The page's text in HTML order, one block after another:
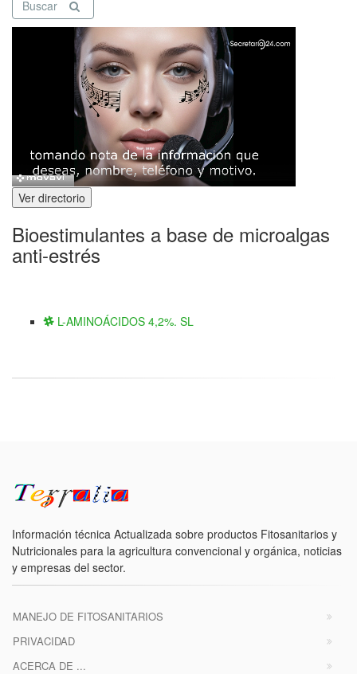
Buscar
Ver directorio
Bioestimulantes a base de microalgas
anti-estrés
L-AMINOÁCIDOS 4,2%. SL
Información técnica Actualizada sobre productos Fitosanitarios y
Nutricionales para la agricultura convencional y orgánica, noticias
y empresas del sector.
MANEJO DE FITOSANITARIOS
PRIVACIDAD
ACERCA DE ...